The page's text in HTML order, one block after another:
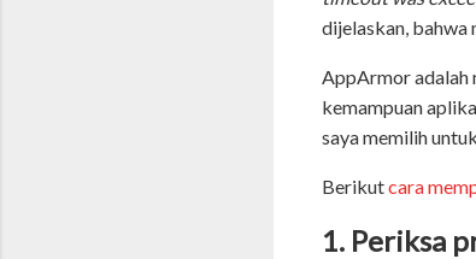
dijelaskan, bahwa
AppArmor adalah
kemampuan
saya memilih
Berikutcara
1. Periksa